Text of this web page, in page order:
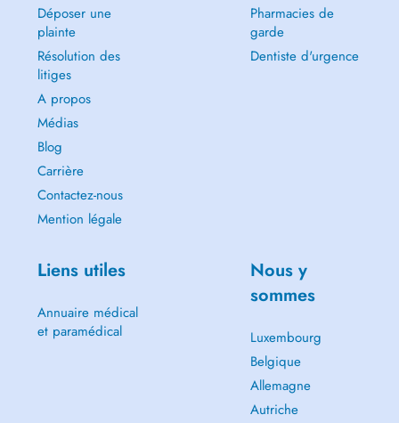
Déposer une
plainte
Résolution des
litiges
A propos
Médias
Blog
Carrière
Contactez-nous
Mention légale
Pharmacies de
garde
Dentiste d'urgence
Liens utiles
Annuaire médical
et paramédical
Nous y
sommes
Luxembourg
Belgique
Allemagne
Autriche